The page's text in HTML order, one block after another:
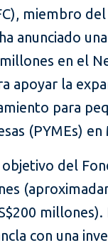
miembro
anunciado
en el
apoyar la
para
(PYMEs) en
del
millones).
con una